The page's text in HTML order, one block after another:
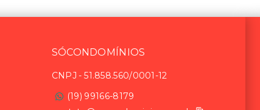
SÓCONDOMÍNIOS
CNPJ -51.858.560/0001-12
(19) 99166-8179